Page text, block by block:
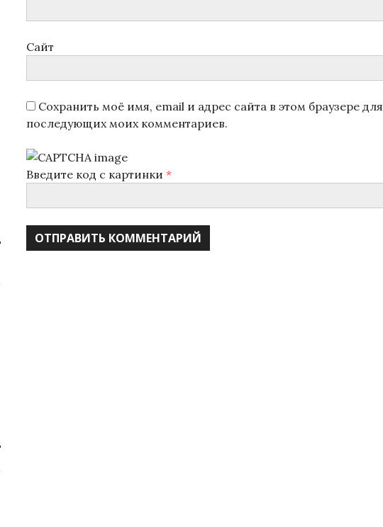
Сайт
Сохранить моё имя, email и адрес сайта в этом браузере для
последующих моих комментариев.
Введите код с картинки *